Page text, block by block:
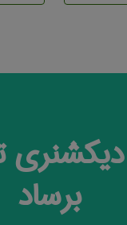
برساد